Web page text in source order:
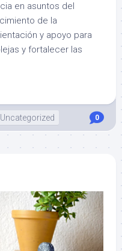
en asuntos del
de la
y apoyo para
y fortalecer las
Uncategorized 0